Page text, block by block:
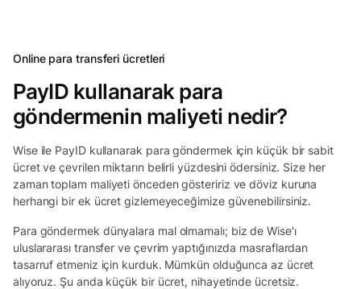
Online para transferi ücretleri
PayID kullanarak para
göndermenin maliyeti nedir?
Wise ile PayID kullanarak para göndermek için küçük bir sabit
ücret ve çevrilen miktarın belirli yüzdesini ödersiniz. Size her
zaman toplam maliyeti önceden gösteririz ve döviz kuruna
herhangi bir ek ücret gizlemeyeceğimize güvenebilirsiniz.
Para göndermek dünyalara mal olmamalı; biz de Wise'ı
uluslararası transfer ve çevrim yaptığınızda masraflardan
tasarruf etmeniz için kurduk. Mümkün olduğunca az ücret
alıyoruz. Şu anda küçük bir ücret, nihayetinde ücretsiz.